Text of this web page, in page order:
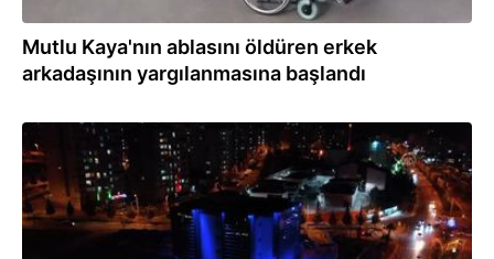
Mutlu Kaya'nın ablasını öldüren erkek
arkadaşının yargılanmasına başlandı
01.04.2021